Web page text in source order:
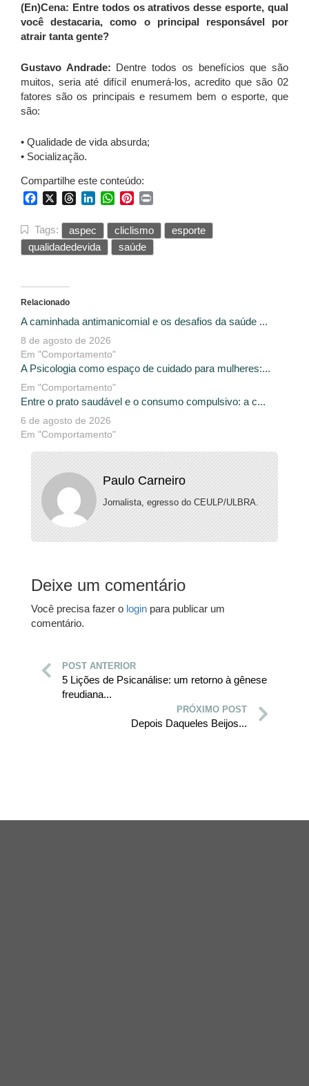
(En)Cena: Entre todos os atrativos desse esporte, qual
você destacaria, como o principal responsável por
atrair tanta gente?
Gustavo Andrade: Dentre todos os benefícios que são
muitos, seria até difícil enumerá-los, acredito que são 02
fatores são os principais e resumem bem o esporte, que
são:
• Qualidade de vida absurda;
• Socialização.
Compartilhe este conteúdo:
FacebookThreadsLinkedInWhatsApp
Pinterest
Tags: aspec cliclismo
esporte
qualidadedevida
saúde
Relacionado
A caminhada antimanicomial e os desafios da saúde ...
8 de agosto de 2026
Em "Comportamento"
A Psicologia como espaço de cuidado para mulheres:...
Em "Comportamento"
Entre o prato saudável e o consumo compulsivo: a c...
6 de agosto de 2026
Em "Comportamento"
Paulo Carneiro
Jornalista, egresso do CEULP/ULBRA.
Deixe um comentário
Você precisa fazer o login para publicar um
comentário.
POST ANTERIOR
5 Lições de Psicanálise: um retorno à gênese
freudiana...
PRÓXIMO POST
Depois Daqueles Beijos...